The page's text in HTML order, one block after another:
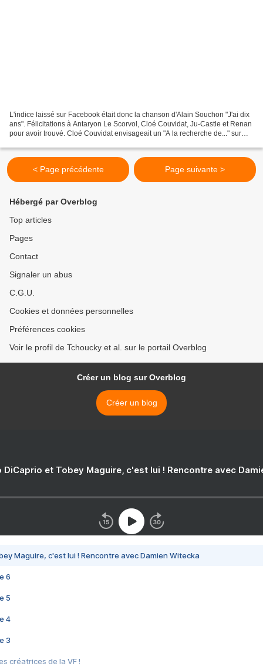
L'indice laissé sur Facebook était donc la chanson d'Alain Souchon "J'ai dix
ans". Félicitations à Antaryon Le Scorvol, Cloé Couvidat, Ju-Castle et Renan
pour avoir trouvé. Cloé Couvidat envisageait un "A la recherche de..." sur
< Page précédente Page suivante >
Hébergé par Overblog
Top articles
Pages
Contact
Signaler un abus
C.G.U.
Cookies et données personnelles
Préférences cookies
Voir le profil de Tchoucky et al. sur le portail Overblog
Créer un blog sur Overblog
Créer un blog
DiCaprio et Tobey Maguire, c'est lui ! Rencontre avec
Maguire, c'est lui ! Rencontre avec Damien Witecka
6
5
4
3
créatrices de la VF !